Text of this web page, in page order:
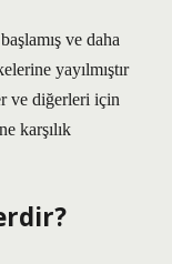
ve daha
yayılmıştır
ve diğerleri için
karşılık